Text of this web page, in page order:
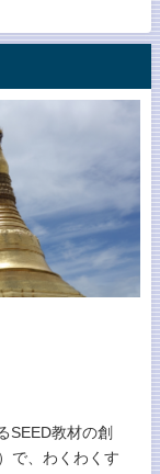
SEED教材の創
で、わくわくす